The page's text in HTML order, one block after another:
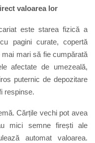
valoarea lor
este starea fizică a
pagini curate, copertă
mari să fie cumpărată
afectate de umezeală,
puternic de depozitare
respinse.
Cărțile vechi pot avea
mici semne firești ale
automat valoarea.